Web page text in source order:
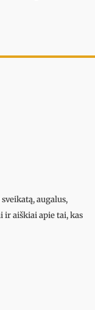
augalus,
ir aiškiai apie tai, kas